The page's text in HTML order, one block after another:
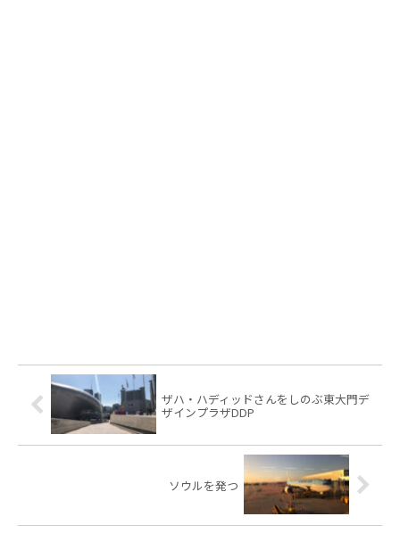
ザハ・ハディッドさんをしのぶ東大門デ
ザインプラザDDP
ソウルを発つ